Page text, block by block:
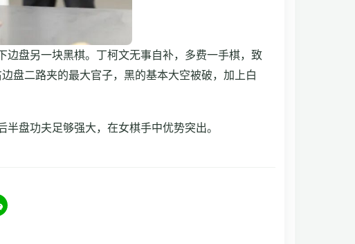
盘另一块黑棋。丁柯文无事自补，多费一手棋，致
盘二路夹的最大官子，黑的基本大空被破，加上白
盘功夫足够强大，在女棋手中优势突出。